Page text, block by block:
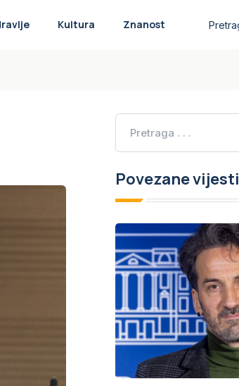
Kultura Znanost
Povezane vijesti